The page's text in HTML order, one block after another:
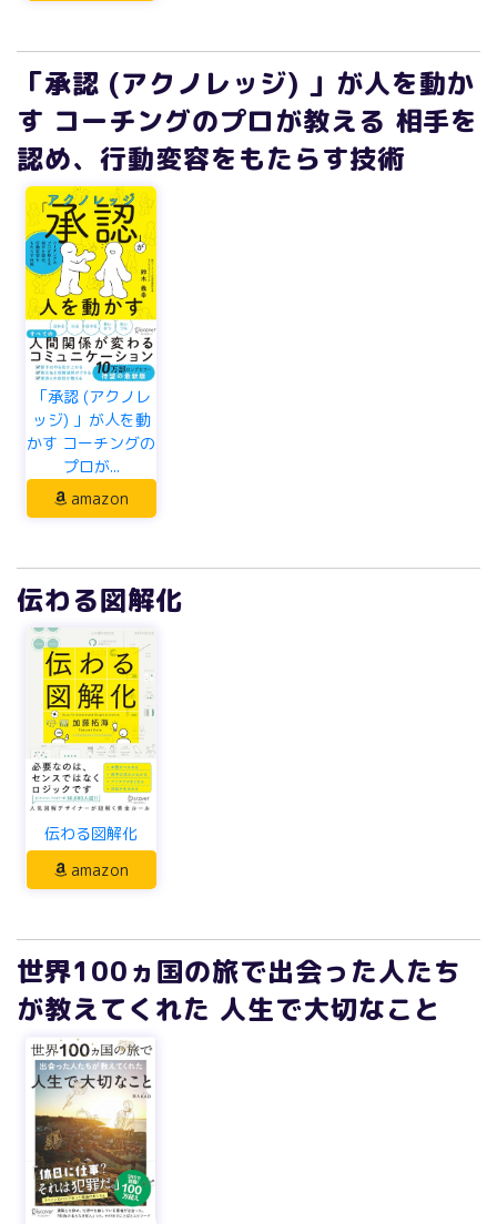
「承認 (アクノレッジ) 」が人を動か
す コーチングのプロが教える 相手を
認め、行動変容をもたらす技術
「承認 (アクノレ
ッジ) 」が人を動
かす コーチングの
プロが...
amazon
伝わる図解化
伝わる図解化
amazon
世界100ヵ国の旅で出会った人たち
が教えてくれた 人生で大切なこと